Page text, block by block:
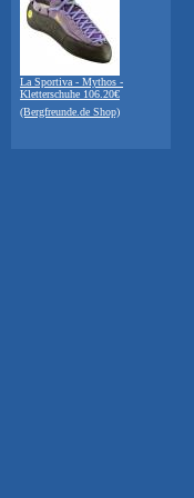
La Sportiva - Mythos -
Kletterschuhe 106.20€
(Bergfreunde.de Shop)